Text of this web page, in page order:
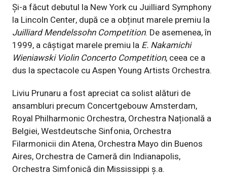
Și-a făcut debutul la New York cu Juilliard Symphony
la Lincoln Center, după ce a obținut marele premiu la
Juilliard Mendelssohn Competition. De asemenea, în
1999, a câștigat marele premiu la E. Nakamichi
Wieniawski Violin Concerto Competition, ceea ce a
dus la spectacole cu Aspen Young Artists Orchestra.
Liviu Prunaru a fost apreciat ca solist alături de
ansambluri precum Concertgebouw Amsterdam,
Royal Philharmonic Orchestra, Orchestra Națională a
Belgiei, Westdeutsche Sinfonia, Orchestra
Filarmonicii din Atena, Orchestra Mayo din Buenos
Aires, Orchestra de Cameră din Indianapolis,
Orchestra Simfonică din Mississippi ș.a.